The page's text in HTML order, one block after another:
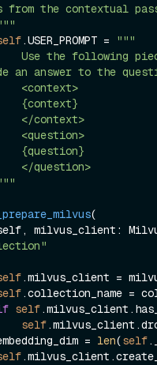
from the contextual
"""
.USER_PROMPT =
"""
an answer to the
"""
_prepare_milvus(
self, milvus_client:
.milvus_client =
.collection_name =
self
self
embedding_dim =
len(self